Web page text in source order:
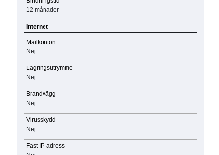
12 månader
Internet
Mailkonton
Nej
Lagringsutrymme
Nej
Brandvägg
Nej
Virusskydd
Nej
Fast IP-adress